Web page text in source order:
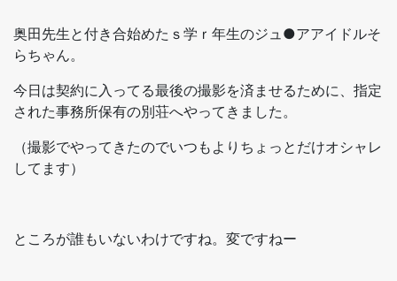
奥田先生と付き合始めたｓ学ｒ年生のジュ●アアイドルそ
らちゃん。
今日は契約に入ってる最後の撮影を済ませるために、指定
された事務所保有の別荘へやってきました。
（撮影でやってきたのでいつもよりちょっとだけオシャレ
してます）
ところが誰もいないわけですね。変ですねー